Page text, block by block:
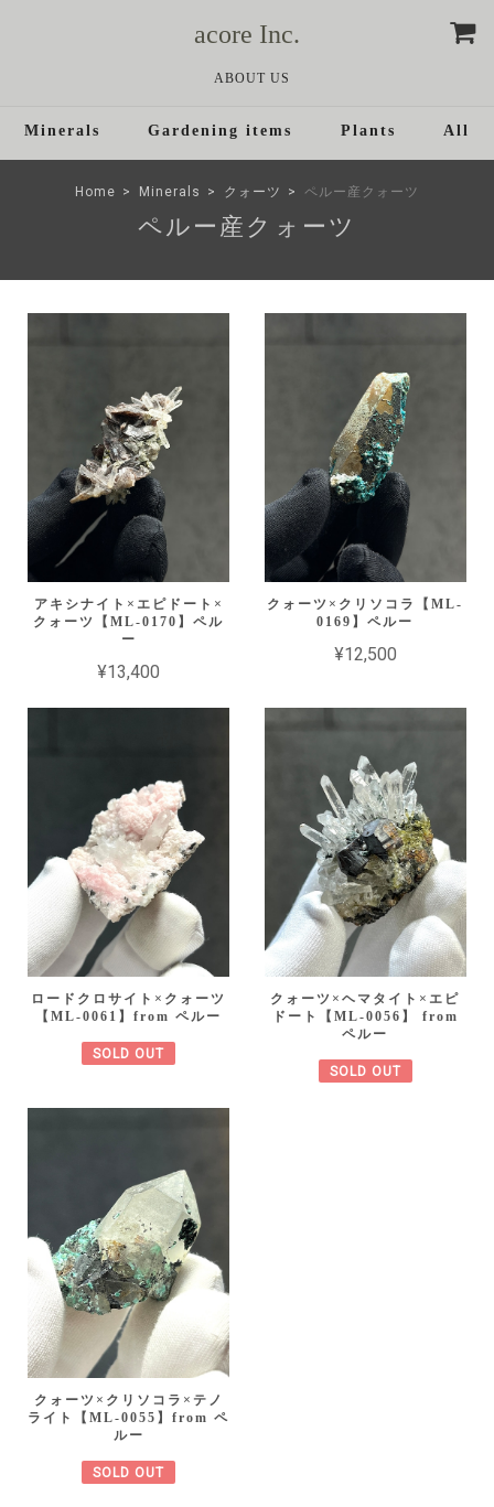
acore Inc.
ABOUT US
Minerals Gardening items Plants All
Home Minerals クォーツ ペルー産クォーツ
ペルー産クォーツ
アキシナイト×エピドート×
クォーツ【ML-0170】ペル
ー
¥13,400
クォーツ×クリソコラ【ML-
0169】ペルー
¥12,500
ロードクロサイト×クォーツ
【ML-0061】from ペルー
SOLD OUT
クォーツ×ヘマタイト×エピ
ドート【ML-0056】 from
ペルー
SOLD OUT
クォーツ×クリソコラ×テノ
ライト【ML-0055】from ペ
ルー
SOLD OUT